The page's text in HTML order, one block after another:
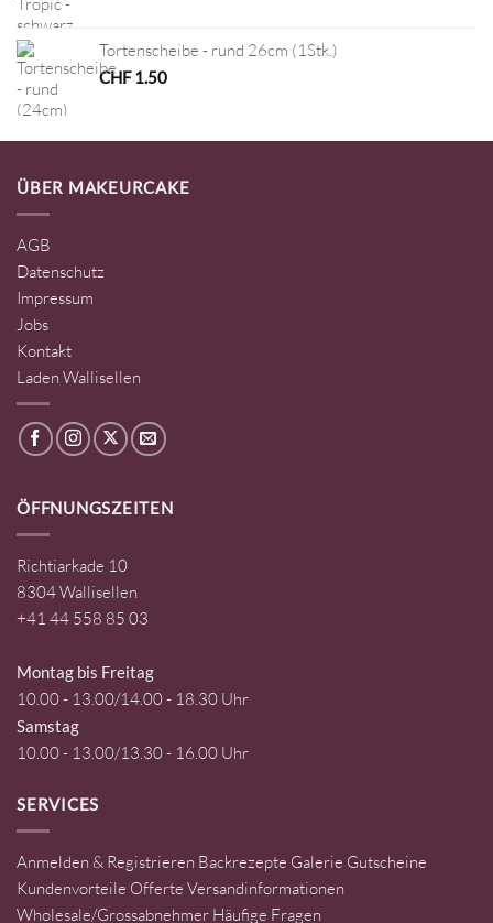
Tortenscheibe - rund 26cm (1Stk.)
CHF1.50
ÜBER MAKEURCAKE
AGB
Datenschutz
Impressum
Jobs
Kontakt
Laden Wallisellen
ÖFFNUNGSZEITEN
Richtiarkade 10
8304 Wallisellen
+41 44 558 85 03
Montag bis Freitag
10.00 - 13.00/14.00 - 18.30 Uhr
Samstag
10.00 - 13.00/13.30 - 16.00 Uhr
SERVICES
Anmelden & Registrieren Backrezepte Galerie Gutscheine
Kundenvorteile Offerte Versandinformationen
Wholesale/Grossabnehmer Häufige Fragen